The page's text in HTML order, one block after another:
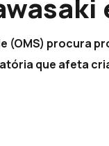
(OMS) procura
que afeta